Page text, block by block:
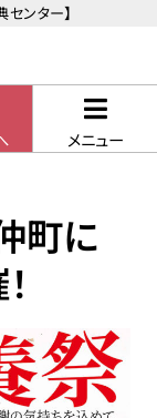
ンター】
メニュー
町に